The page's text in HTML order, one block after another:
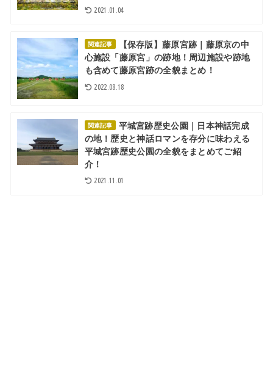
2021.01.04
関連記事
【保存版】藤原宮跡｜藤原京の中
心施設「藤原宮」の跡地！周辺施設や跡地
も含めて藤原宮跡の全貌まとめ！
2022.08.18
関連記事
平城宮跡歴史公園｜日本神話完成
の地！歴史と神話ロマンを存分に味わえる
平城宮跡歴史公園の全貌をまとめてご紹
介！
2021.11.01